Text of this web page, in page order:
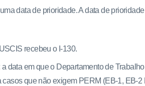
data de prioridade. A data de
recebeu o I-130.
a data em que o Departamento de
que não exigem PERM (EB-1, EB-2